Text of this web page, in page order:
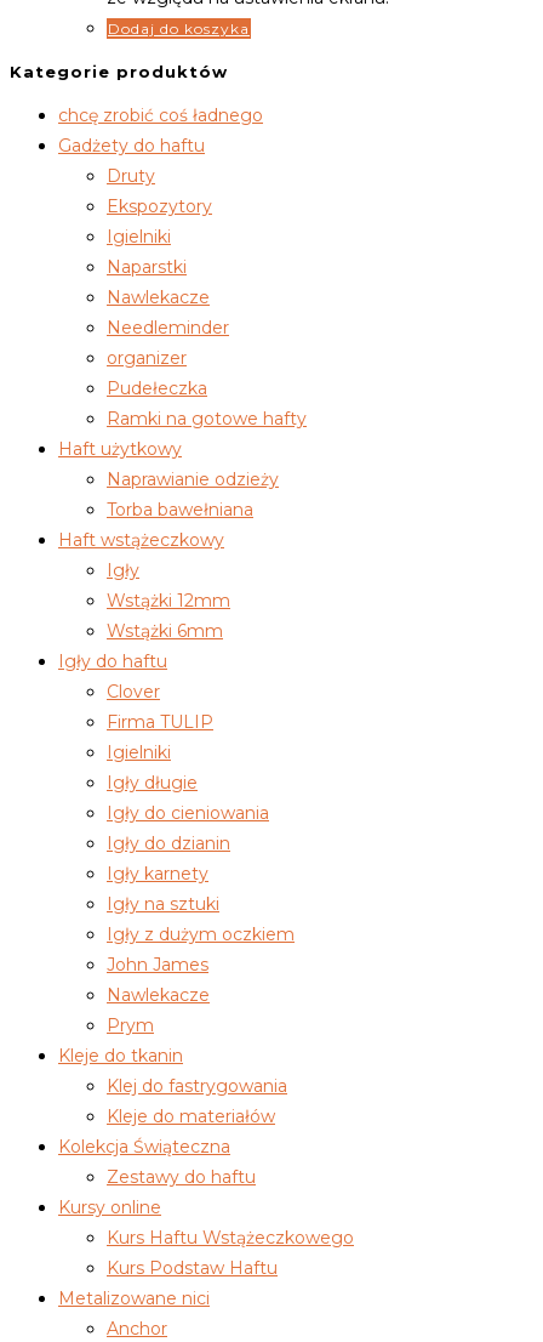
Dodaj do koszyka
Kategorie produktów
chcę zrobić coś ładnego
Gadżety do haftu
Druty
Ekspozytory
Igielniki
Naparstki
Nawlekacze
Needleminder
organizer
Pudełeczka
Ramki na gotowe hafty
Haft użytkowy
Naprawianie odzieży
Torba bawełniana
Haft wstążeczkowy
Igły
Wstążki 12mm
Wstążki 6mm
Igły do haftu
Clover
Firma TULIP
Igielniki
Igły długie
Igły do cieniowania
Igły do dzianin
Igły karnety
Igły na sztuki
Igły z dużym oczkiem
John James
Nawlekacze
Prym
Kleje do tkanin
Klej do fastrygowania
Kleje do materiałów
Kolekcja Świąteczna
Zestawy do haftu
Kursy online
Kurs Haftu Wstążeczkowego
Kurs Podstaw Haftu
Metalizowane nici
Anchor